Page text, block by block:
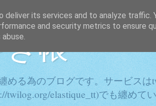
帳
める為のブログです。サービス
twilog.org/elastique_tt)でも纏めて
its services and to analyze traffic.
and security metrics to ensure